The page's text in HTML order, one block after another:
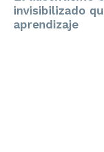
invisibilizado
aprendizaje